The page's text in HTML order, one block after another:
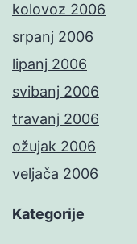
kolovoz 2006
srpanj 2006
lipanj 2006
svibanj 2006
travanj 2006
ožujak 2006
veljača 2006
Kategorije